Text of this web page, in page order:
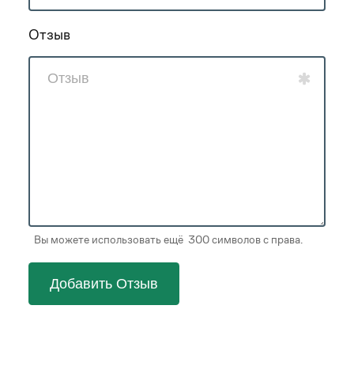
Отзыв
Вы можете использовать ещё 300 символов с права.
Добавить Отзыв